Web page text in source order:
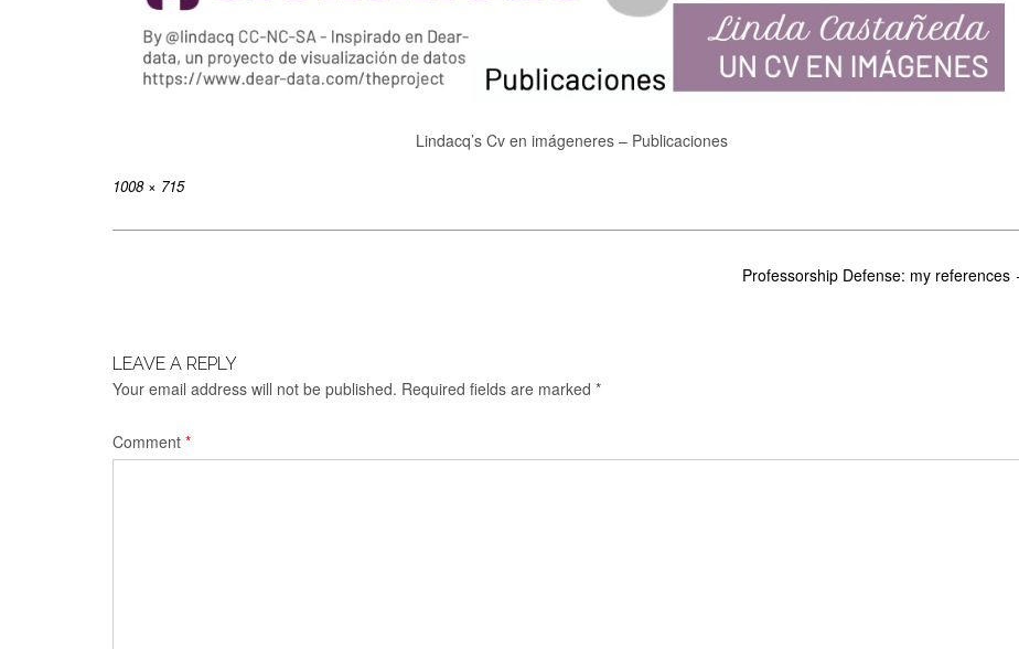
Lindacq’s Cv en imágeneres – Publicaciones
Full
1008 × 715
Professorship Defense: my references
LEAVE A REPLY
Your email address will not be published. Required fields are marked *
Comment *